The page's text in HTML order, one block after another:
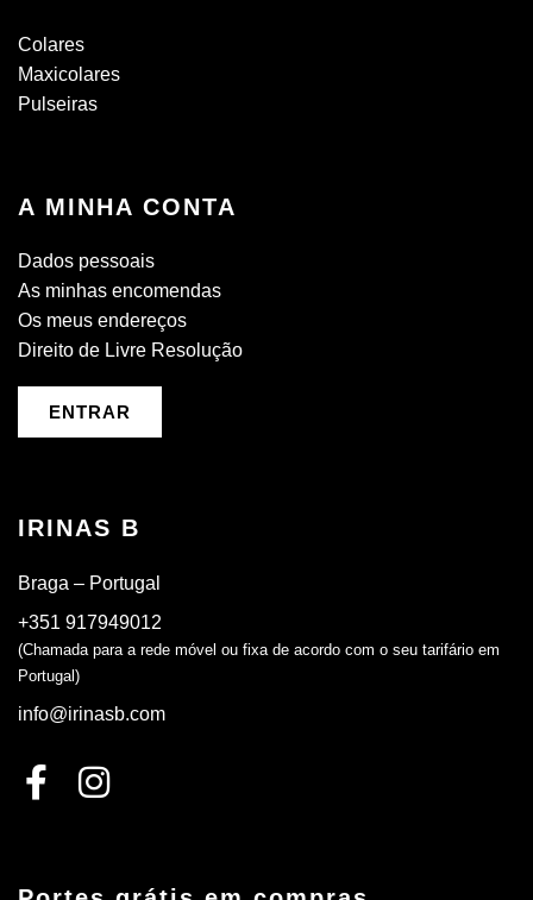
Colares
Maxicolares
Pulseiras
A MINHA CONTA
Dados pessoais
As minhas encomendas
Os meus endereços
Direito de Livre Resolução
ENTRAR
IRINAS B
Braga – Portugal
+351 917949012
(Chamada para a rede móvel ou fixa de acordo com o seu tarifário em
Portugal)
info@irinasb.com